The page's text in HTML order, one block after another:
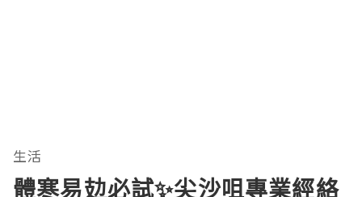
生活
體寒易攰必試✨尖沙咀專業經絡